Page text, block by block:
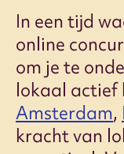
In een tijd
online
om je te
lokaal actief
Amsterdam,
kracht van